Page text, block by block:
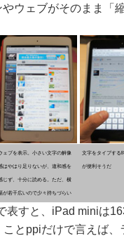
ウェブがそのまま「
ェブを表示。小さい文字の解像
はやはり足りないが、違和感を
じず、十分に読める。ただ、横
が若干広いので少々持ちづらい
文字をタイプする
が便利そうだ
すと、iPad miniは
とppiだけで言えば